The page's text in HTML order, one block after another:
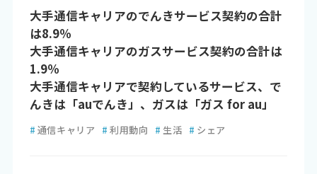
大手通信キャリアのでんきサービス契約の合計
は8.9％
大手通信キャリアのガスサービス契約の合計は
1.9％
大手通信キャリアで契約しているサービス、で
んきは「auでんき」、ガスは「ガス for au」
# 通信キャリア # 利用動向 # 生活 # シェア